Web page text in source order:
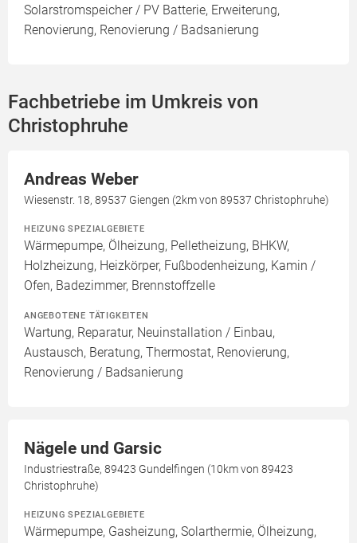
Solarstromspeicher / PV Batterie, Erweiterung,
Renovierung, Renovierung / Badsanierung
Fachbetriebe im Umkreis von
Christophruhe
Andreas Weber
Wiesenstr. 18, 89537 Giengen (2km von 89537 Christophruhe)
HEIZUNG SPEZIALGEBIETE
Wärmepumpe, Ölheizung, Pelletheizung, BHKW,
Holzheizung, Heizkörper, Fußbodenheizung, Kamin /
Ofen, Badezimmer, Brennstoffzelle
ANGEBOTENE TÄTIGKEITEN
Wartung, Reparatur, Neuinstallation / Einbau,
Austausch, Beratung, Thermostat, Renovierung,
Renovierung / Badsanierung
Nägele und Garsic
Industriestraße, 89423 Gundelfingen (10km von 89423
Christophruhe)
HEIZUNG SPEZIALGEBIETE
Wärmepumpe, Gasheizung, Solarthermie, Ölheizung,